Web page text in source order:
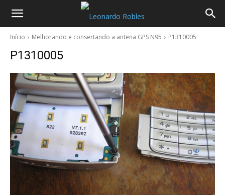
Início Melhorando e consertando a antena GPS N95 P1310005
P1310005